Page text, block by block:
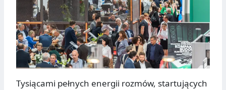
Tysiącami pełnych energii rozmów, startujących